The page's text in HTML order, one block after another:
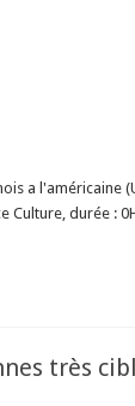
a l'américaine
Culture, durée :
très